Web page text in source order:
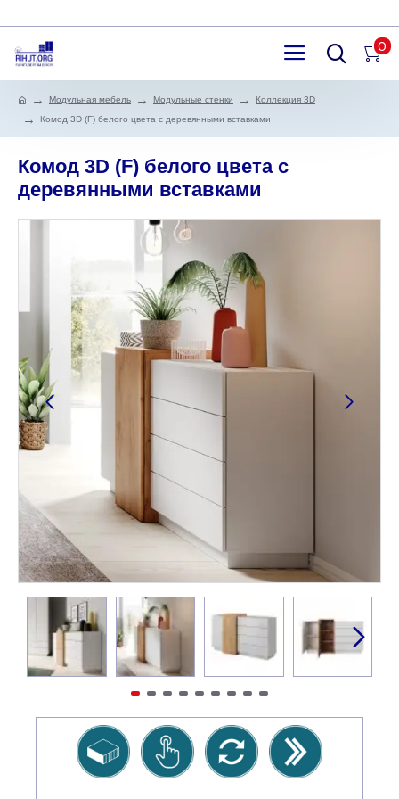
0
Модульная мебель Модульные стенки
Коллекция 3D
Комод 3D (F) белого цвета с деревянными вставками
Комод 3D (F) белого цвета с
деревянными вставками